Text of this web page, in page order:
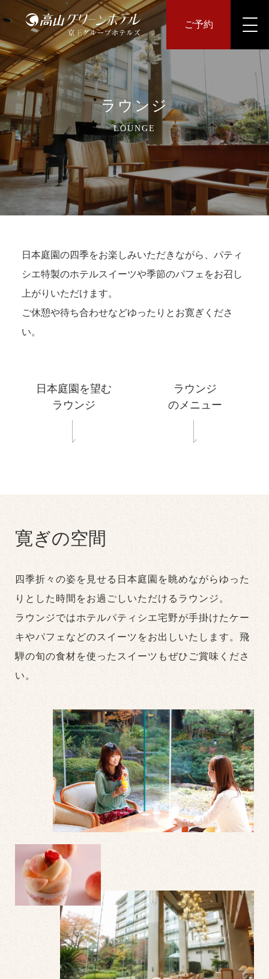
ご予約
ラウンジ
LOUNGE
日本庭園の四季をお楽しみいただきながら、パティ
シエ特製のホテルスイーツや季節のパフェをお召し
上がりいただけます。
ご休憩や待ち合わせなどゆったりとお寛ぎくださ
い。
日本庭園を望む
ラウンジ
ラウンジ
のメニュー
寛ぎの空間
四季折々の姿を見せる日本庭園を眺めながらゆった
りとした時間をお過ごしいただけるラウンジ。
ラウンジではホテルパティシエ宅野が手掛けたケー
キやパフェなどのスイーツをお出しいたします。飛
騨の旬の食材を使ったスイーツもぜひご賞味くださ
い。